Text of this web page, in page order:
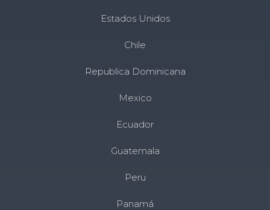
Estados Unidos
Chile
Republica Dominicana
Mexico
Ecuador
Guatemala
Peru
Panamá